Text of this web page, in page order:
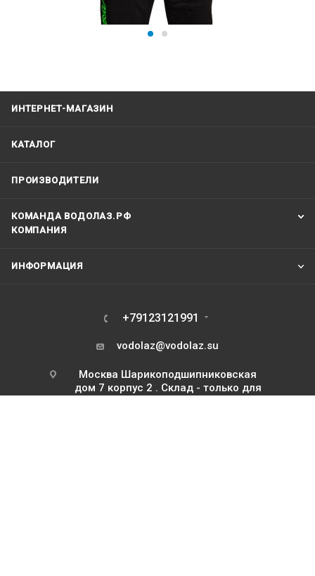
ИНТЕРНЕТ-МАГАЗИН
КАТАЛОГ
ПРОИЗВОДИТЕЛИ
КОМАНДА ВОДОЛАЗ.РФ
КОМПАНИЯ
ИНФОРМАЦИЯ
+79123121991
vodolaz@vodolaz.su
Москва Шарикоподшипниковская
дом 7 корпус 2 . Склад - только для